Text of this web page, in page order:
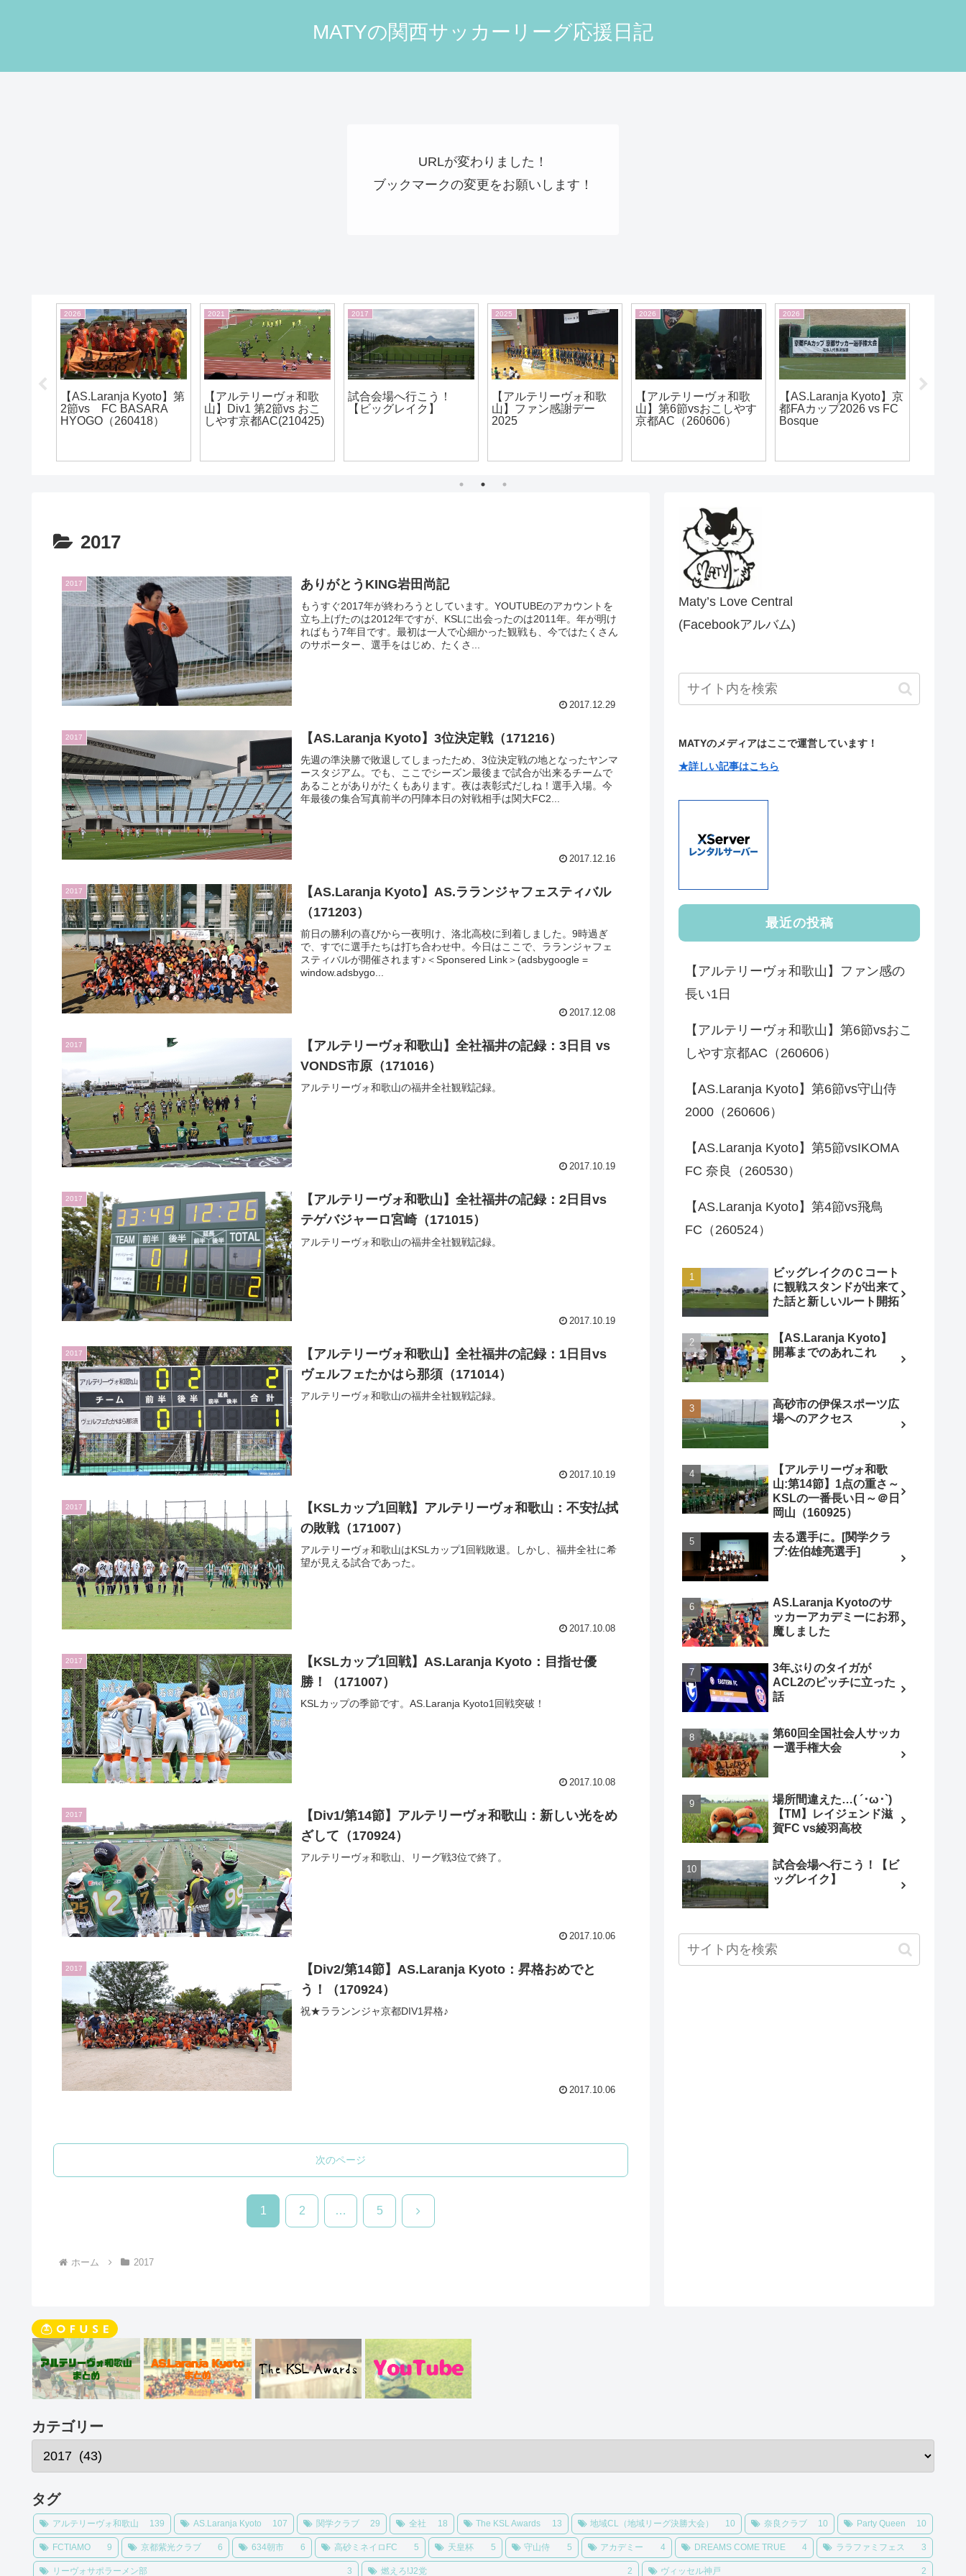
MATYの関西サッカーリーグ応援日記
URLが変わりました！
ブックマークの変更をお願いします！
2017
試合会場へ行こう！
【ビッグレイク】
2025
【アルテリーヴォ和歌
山】ファン感謝デー
2025
2026
【アルテリーヴォ和歌
山】第6節vsおこしやす
2026
【AS.Laranja Kyoto】京
都FAカップ2026 vs FC
Bosque
2026
【AS.Laranja Kyoto】第
1節vsCento Cuori
HARIMA（260412）
2022
【アルテリーヴォ和歌
山】地域CL2022@徳島
会場の3日間
2017
2017 ありがとうKING岩田尚記
もうすぐ2017年が終わろうとしています。YOUTUBEのアカウントを
立ち上げたのは2012年ですが、KSLに出会ったのは2011年。年が明け
ればもう7年目です。最初は一人で心細かった観戦も、今ではたくさん
のサポーター、選手をはじめ、たくさ...
2017.12.29
2017 【AS.Laranja Kyoto】3位決定戦（171216）
先週の準決勝で敗退してしまったため、3位決定戦の地となったヤンマ
ースタジアム。でも、ここでシーズン最後まで試合が出来るチームで
あることがありがたくもあります。夜は表彰式だしね！選手入場。今
年最後の集合写真前半の円陣本日の対戦相手は関大FC2...
2017.12.16
2017
【AS.Laranja Kyoto】AS.ラランジャフェスティバル
（171203）
前日の勝利の喜びから一夜明け、洛北高校に到着しました。9時過ぎ
で、すでに選手たちは打ち合わせ中。今日はここで、ラランジャフェ
スティバルが開催されます♪＜Sponsered Link＞(adsbygoogle =
window.adsbygo...
2017.12.08
2017
【アルテリーヴォ和歌山】全社福井の記録：3日目 vs
VONDS市原（171016）
アルテリーヴォ和歌山の福井全社観戦記録。
2017.10.19
2017
【アルテリーヴォ和歌山】全社福井の記録：2日目vs
テゲバジャーロ宮崎（171015）
アルテリーヴォ和歌山の福井全社観戦記録。
2017.10.19
2017
【アルテリーヴォ和歌山】全社福井の記録：1日目vs
ヴェルフェたかはら那須（171014）
アルテリーヴォ和歌山の福井全社観戦記録。
2017.10.19
2017
【KSLカップ1回戦】アルテリーヴォ和歌山：不安払拭
の敗戦（171007）
アルテリーヴォ和歌山はKSLカップ1回戦敗退。しかし、福井全社に希
望が見える試合であった。
2017.10.08
2017
【KSLカップ1回戦】AS.Laranja Kyoto：目指せ優
勝！（171007）
KSLカップの季節です。AS.Laranja Kyoto1回戦突破！
2017.10.08
2017
【Div1/第14節】アルテリーヴォ和歌山：新しい光をめ
ざして（170924）
アルテリーヴォ和歌山、リーグ戦3位で終了。
2017.10.06
2017
【Div2/第14節】AS.Laranja Kyoto：昇格おめでと
う！（170924）
祝★ラランンジャ京都DIV1昇格♪
2017.10.06
次のページ
1 2 … 5 次
ホーム 2017
Maty’s Love Central
(Facebookアルバム)
MATYのメディアはここで運営しています！
★詳しい記事はこちら
最近の投稿
【アルテリーヴォ和歌山】ファン感の
長い1日
【アルテリーヴォ和歌山】第6節vsおこ
しやす京都AC（260606）
【AS.Laranja Kyoto】第6節vs守山侍
2000（260606）
【AS.Laranja Kyoto】第5節vsIKOMA
FC 奈良（260530）
【AS.Laranja Kyoto】第4節vs飛鳥
FC（260524）
ビッグレイクのＣコート
に観戦スタンドが出来て
た話と新しいルート開拓
【AS.Laranja Kyoto】
開幕までのあれこれ
高砂市の伊保スポーツ広
場へのアクセス
【アルテリーヴォ和歌
山:第14節】1点の重さ～
KSLの一番長い日～＠日
岡山（160925）
去る選手に。[関学クラ
ブ:佐伯雄亮選手]
AS.Laranja Kyotoのサ
ッカーアカデミーにお邪
魔しました
3年ぶりのタイガが
ACL2のピッチに立った
話
第60回全国社会人サッカ
ー選手権大会
場所間違えた…( ´･ω･`)
【TM】レイジェンド滋
賀FC vs綾羽高校
試合会場へ行こう！【ビ
ッグレイク】
カテゴリー
タグ
アルテリーヴォ和歌山 139 AS.Laranja Kyoto 107 関学クラブ 29 全社 18 The KSL Awards 13 地域CL（地域リーグ決勝大会） 10 奈良クラブ 10 Party Queen 10
FCTIAMO 9 京都紫光クラブ 6 634朝市 6 高砂ミネイロFC 5 天皇杯 5 守山侍 5 アカデミー 4 DREAMS COME TRUE 4 ララファミフェス 3
リーヴォサポラーメン部 3 燃えろ!J2党 2 ヴィッセル神戸 2